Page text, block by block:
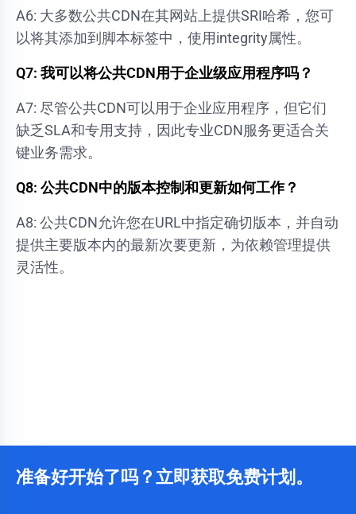
A6: 大多数公共CDN在其网站上提供SRI哈希，您可
以将其添加到脚本标签中，使用integrity属性。
Q7: 我可以将公共CDN用于企业级应用程序吗？
A7: 尽管公共CDN可以用于企业应用程序，但它们
缺乏SLA和专用支持，因此专业CDN服务更适合关
键业务需求。
Q8: 公共CDN中的版本控制和更新如何工作？
A8: 公共CDN允许您在URL中指定确切版本，并自动
提供主要版本内的最新次要更新，为依赖管理提供
灵活性。
准备好开始了吗？立即获取免费计划。